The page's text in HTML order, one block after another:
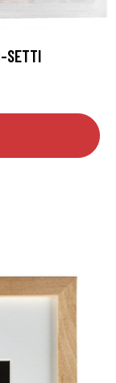
SETTI